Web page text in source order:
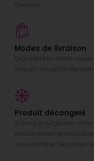
Quentin)
Modes de livraison
Disponible en retrait
livraison Poulaillon dans le
Produit décongelé
Grâce à la surgélation
produit conserve ses
sur votre table. Ne jamais